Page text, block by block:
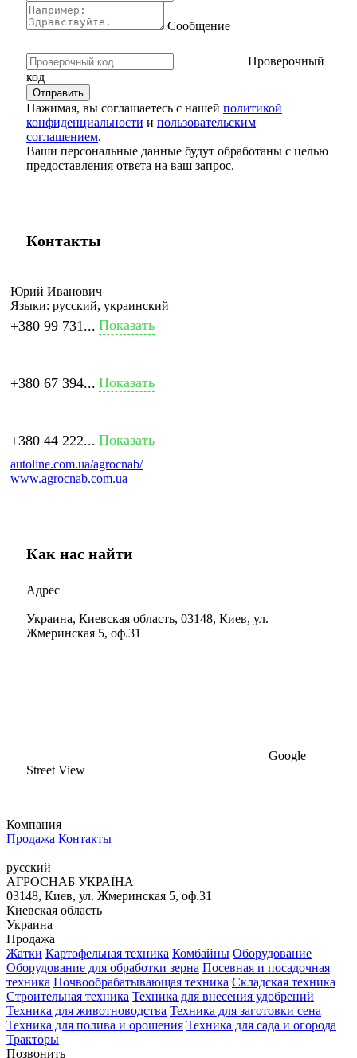
Сообщение
Проверочный
код
Нажимая, вы соглашаетесь с нашей политикой
конфиденциальности и пользовательским
соглашением.
Ваши персональные данные будут обработаны с целью
предоставления ответа на ваш запрос.
Контакты
Юрий Иванович
Языки: русский, украинский
+380 99 731... Показать
+380 67 394... Показать
+380 44 222... Показать
autoline.com.ua/agrocnab/
www.agrocnab.com.ua
Как нас найти
Адрес
Украина, Киевская область, 03148, Киев, ул.
Жмеринская 5, оф.31
Google
Street View
Компания
Продажа Контакты
русский
АГРОСНАБ УКРАЇНА
03148, Киев, ул. Жмеринская 5, оф.31
Киевская область
Украина
Продажа
Жатки Картофельная техника Комбайны Оборудование
Оборудование для обработки зерна Посевная и посадочная
техника Почвообрабатывающая техника Складская техника
Строительная техника Техника для внесения удобрений
Техника для животноводства Техника для заготовки сена
Техника для полива и орошения Техника для сада и огорода
Тракторы
Позвонить